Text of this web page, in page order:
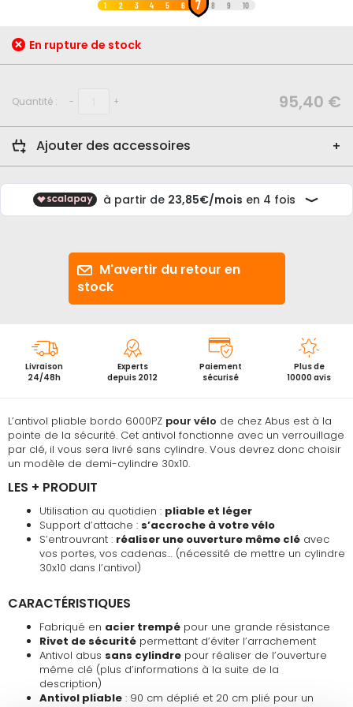
de
la
1 2 3 4 5 6 7 8 9 10
L’antivol pliable bordo 6000PZ pour vélo de chez Abus est à la
pointe de la sécurité. Cet antivol fonctionne avec un verrouillage
par clé, il vous sera livré sans cylindre. Vous devrez donc choisir
un modèle de demi-cylindre 30x10.
LES + PRODUIT
Utilisation au quotidien : pliable et léger
Support d’attache : s’accroche à votre vélo
S’entrouvrant : réaliser une ouverture même clé avec
vos portes, vos cadenas… (nécessité de mettre un cylindre
30x10 dans l’antivol)
CARACTÉRISTIQUES
Fabriqué en acier trempé pour une grande résistance
Rivet de sécurité permettant d’éviter l’arrachement
Antivol abus sans cylindre pour réaliser de l’ouverture
même clé (plus d’informations à la suite de la
description)
Antivol pliable : 90 cm déplié et 20 cm plié pour un
En rupture de stock
Quantité : - + 95,40 €
Ajouter des accessoires
M'avertir du retour en
stock
Livraison
24/48h
Experts
depuis 2012
Paiement
sécurisé
Plus de
10000 avis